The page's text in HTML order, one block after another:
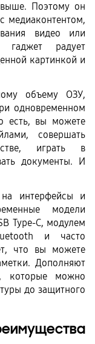
Поэтому он
медиаконтентом,
видео или
гаджет радует
картинкой и
объему ОЗУ,
одновременном
есть, вы можете
совершать
играть в
документы. И
интерфейсы и
модели
Type-C, модулем
и часто
что вы можете
Дополняют
которые можно
до защитного